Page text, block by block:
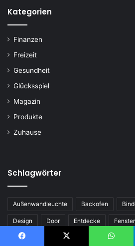
Kategorien
Finanzen
Freizeit
Gesundheit
Glücksspiel
Magazin
Produkte
Zuhause
Schlagwörter
Außenwandleuchte Backofen
Design Door Entdecke
Haarpflege Kinderwagen